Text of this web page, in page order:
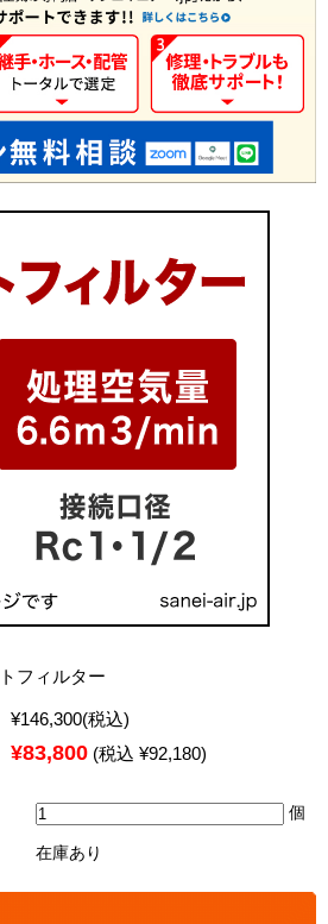
フィルター
¥146,300(税込)
¥83,800 (税込 ¥92,180)
個
在庫あり